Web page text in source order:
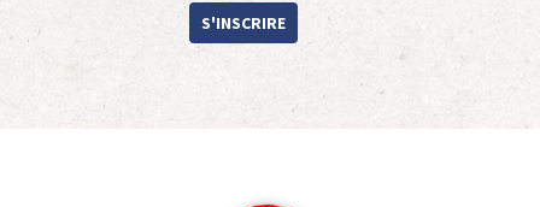
S'INSCRIRE